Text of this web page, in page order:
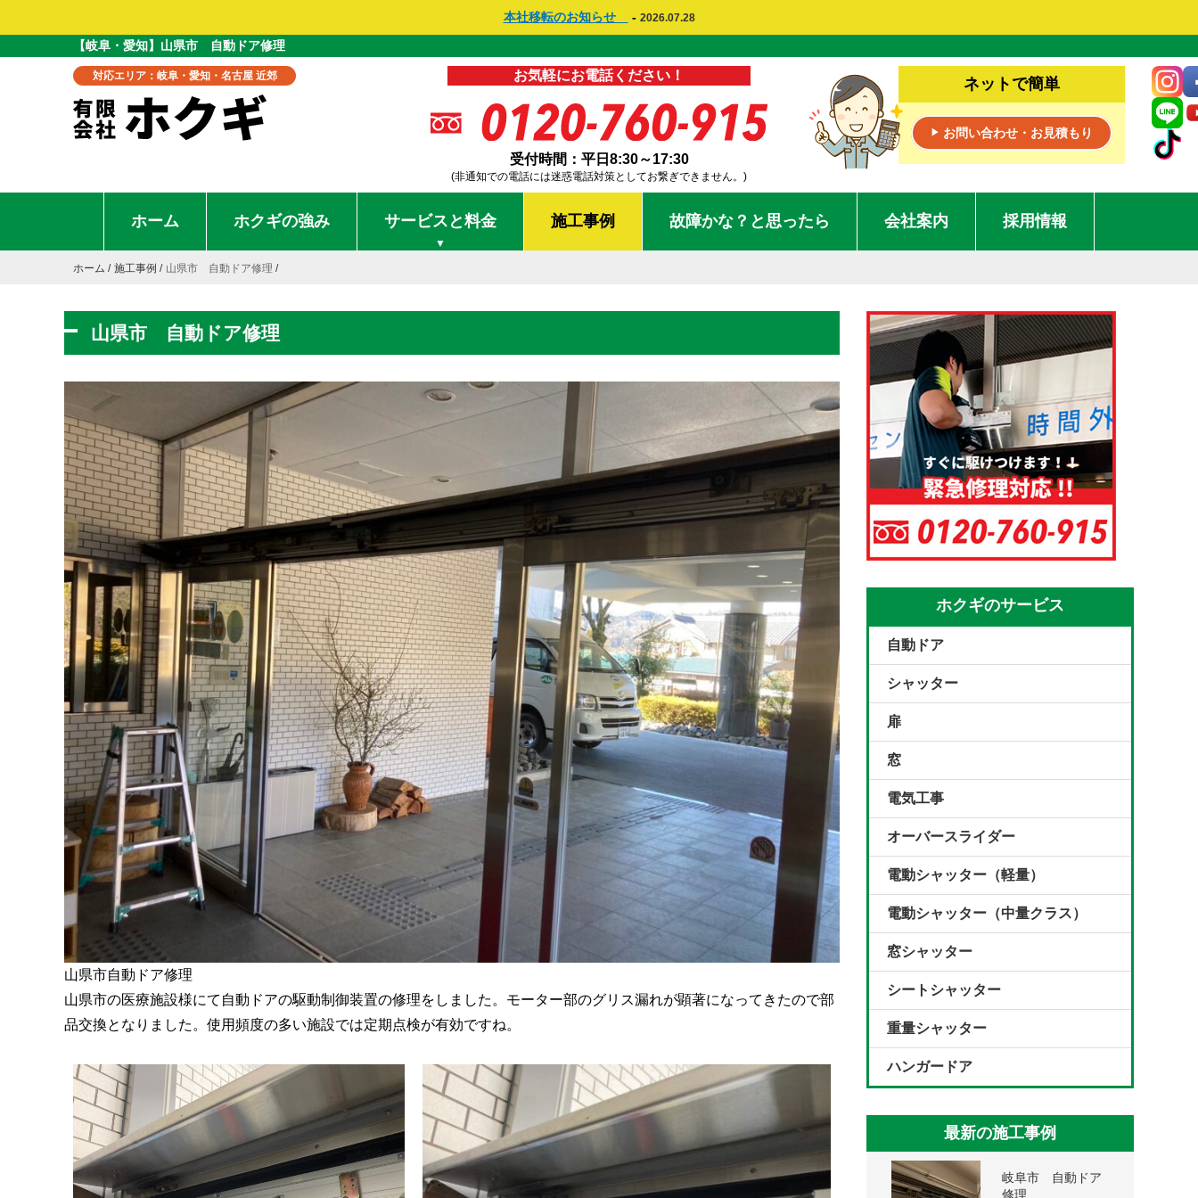
本社移転のお知らせ - 2026.07.28
【岐阜・愛知】山県市 自動ドア修理
対応エリア：岐阜・愛知・名古屋 近郊 お気軽にお電話ください！
受付時間：平日8:30～17:30
(非通知での電話には迷惑電話対策としてお繋ぎできません。)
ネットで簡単
▶ お問い合わせ・お見積もり
ホーム ホクギの強み サービスと料金
▼
施工事例 故障かな？と思ったら 会社案内 採用情報
ホーム 施工事例 山県市 自動ドア修理
山県市 自動ドア修理
山県市自動ドア修理
山県市の医療施設様にて自動ドアの駆動制御装置の修理をしました。モーター部のグリス漏れが顕著になってきたので部
品交換となりました。使用頻度の多い施設では定期点検が有効ですね。
ホクギのサービス
自動ドア
シャッター
扉
窓
電気工事
オーバースライダー
電動シャッター（軽量）
電動シャッター（中量クラス）
窓シャッター
シートシャッター
重量シャッター
ハンガードア
最新の施工事例
岐阜市 自動ドア
修理